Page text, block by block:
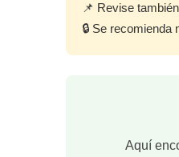
📌 Revise
🔒 Se recomienda
Aquí